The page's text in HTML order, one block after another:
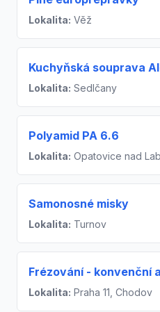
Lokalita: Věž
Kuchyňská souprava
Lokalita: Sedlčany
Polyamid PA 6.6
Lokalita: Opatovice nad
Samonosné misky
Lokalita: Turnov
Frézování - konvenční
Lokalita: Praha 11, Chodov